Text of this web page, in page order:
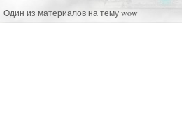
Один из материалов на тему wow